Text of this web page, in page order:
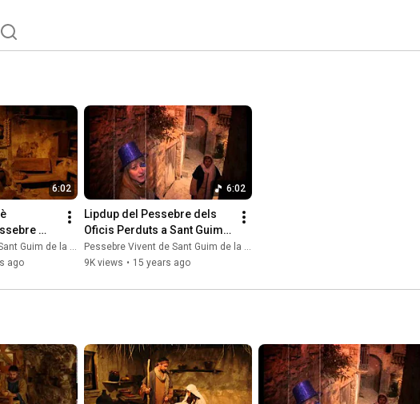
6:02
de la
Guim de la Plana
ago
6:02
Lipdup del Pessebre dels
Oficis Perduts a Sant Guim
de la Plana - La Segarra
Pessebre Vivent de Sant Guim de la Plana
9K views • 15 years ago